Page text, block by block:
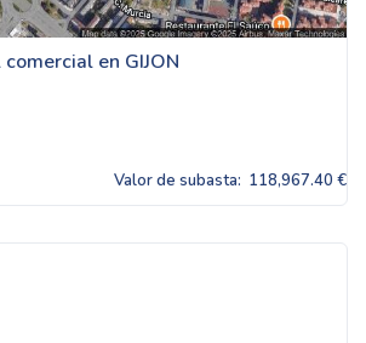
en GIJON
Valor de subasta: 118,967.40 €